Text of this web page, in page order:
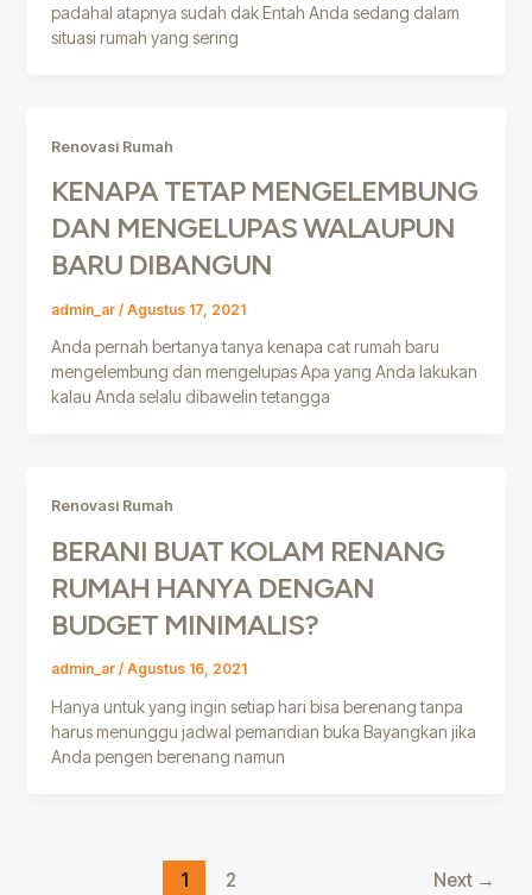
padahal atapnya sudah dak Entah Anda sedang dalam
situasi rumah yang sering
Renovasi Rumah
KENAPA TETAP MENGELEMBUNG
DAN MENGELUPAS WALAUPUN
BARU DIBANGUN
admin_ar / Agustus 17, 2021
Anda pernah bertanya tanya kenapa cat rumah baru
mengelembung dan mengelupas Apa yang Anda lakukan
kalau Anda selalu dibawelin tetangga
Renovasi Rumah
BERANI BUAT KOLAM RENANG
RUMAH HANYA DENGAN
BUDGET MINIMALIS?
admin_ar / Agustus 16, 2021
Hanya untuk yang ingin setiap hari bisa berenang tanpa
harus menunggu jadwal pemandian buka Bayangkan jika
Anda pengen berenang namun
1 2 Next →